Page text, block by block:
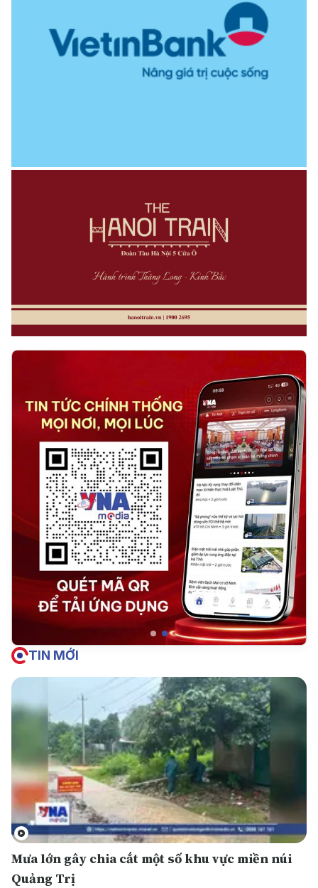
TIN MỚI
Mưa lớn gây chia cắt một số khu vực miền núi
Quảng Trị